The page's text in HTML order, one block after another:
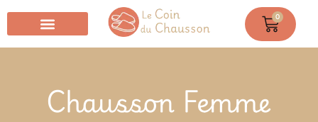
0
Chausson Femme